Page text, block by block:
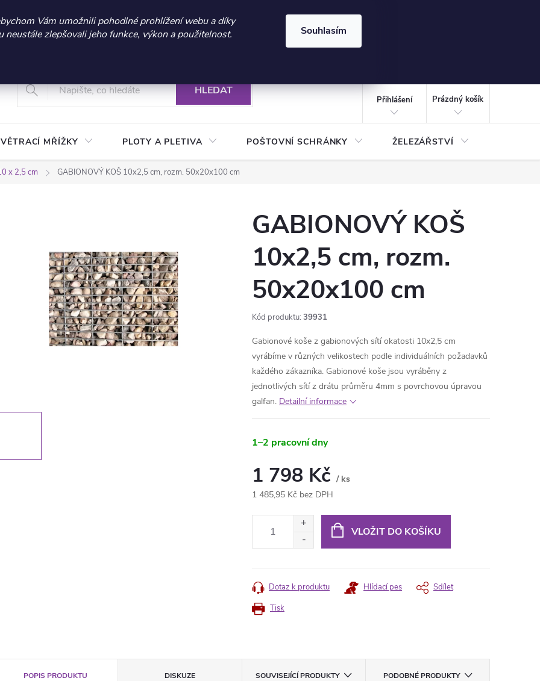
sleva 300 Kč při nákupu nad 3.000 Kč | Platnost do 21.9.2026 ⏰ | Kód: LÉTO2026
Vám umožnili pohodlné prohlížení webu a díky
neustále zlepšovali jeho funkce, výkon a použitelnost.
Souhlasím
+420 604 269 200
Vrácení a reklamace zboží Podmínky ochrany osobních údajů
HLEDAT
Přihlášení
KOŠÍK
Prázdný košík
VĚTRACÍ MŘÍŽKY PLOTY A PLETIVA POŠTOVNÍ SCHRÁNKY ŽELEZÁŘSTVÍ
x 2,5 cm GABIONOVÝ KOŠ 10x2,5 cm, rozm. 50x20x100 cm
GABIONOVÝ KOŠ
10x2,5 cm, rozm.
50x20x100 cm
Kód produktu: 39931
Gabionové koše z gabionových sítí okatosti 10x2,5 cm
vyrábíme v různých velikostech podle individuálních požadavků
každého zákazníka. Gabionové koše jsou vyráběny z
jednotlivých sítí z drátu průměru 4mm s povrchovou úpravou
galfan. Detailní informace
1–2 pracovní dny
1 798 Kč / ks
1 485,95 Kč bez DPH
VLOŽIT DO KOŠÍKU
Tisk
Dotaz k produktu Hlídací pes Sdílet
POPIS PRODUKTU DISKUZE SOUVISEJÍCÍ PRODUKTY PODOBNÉ PRODUKTY